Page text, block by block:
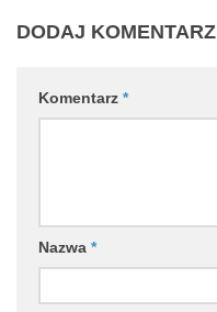
DODAJ KOMENTARZ
Komentarz *
Nazwa *